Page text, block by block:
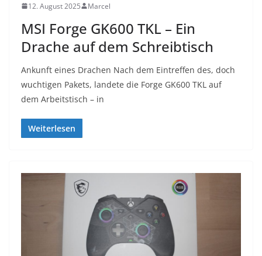
12. August 2025 Marcel
MSI Forge GK600 TKL – Ein
Drache auf dem Schreibtisch
Ankunft eines Drachen Nach dem Eintreffen des, doch
wuchtigen Pakets, landete die Forge GK600 TKL auf
dem Arbeitstisch – in
Weiterlesen